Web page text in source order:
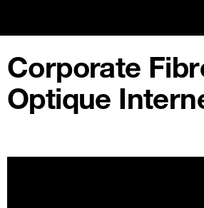
First visit ?
Create your account
Corporate
Optique